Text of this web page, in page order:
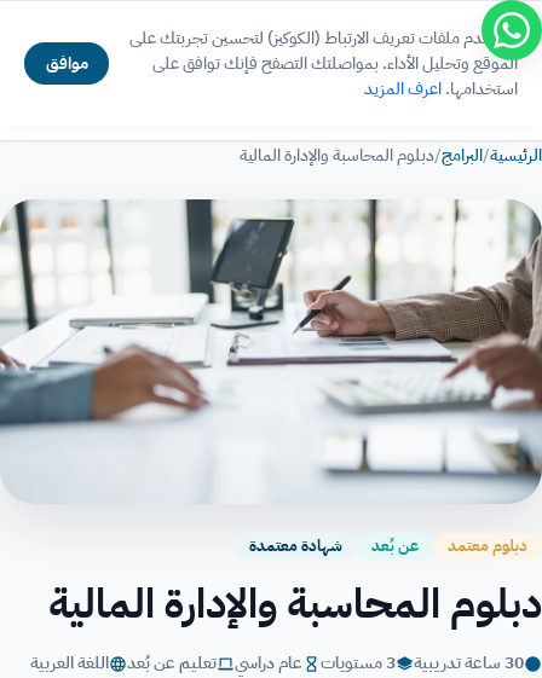
انتهى التسجيل للدفعة الثامنة
×
الرئيسية/البرامج/دبلوم المحاسبة والإدارة المالية
دبلوم معتمد عن بُعد شهادة معتمدة
دبلوم المحاسبة والإدارة المالية
30 ساعة تدريبية 3 مستويات عام دراسي تعليم عن بُعد
اللغة العربية
نستخدم ملفات تعريف الارتباط (الكوكيز) لتحسين تجربتك على
الموقع وتحليل الأداء. بمواصلتك التصفح فإنك توافق على
استخدامها.اعرف المزيد
موافق